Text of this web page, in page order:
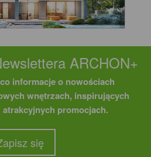
ARCHON+
informacje o nowościach
wnętrzach, inspirujących
atrakcyjnych promocjach.
się